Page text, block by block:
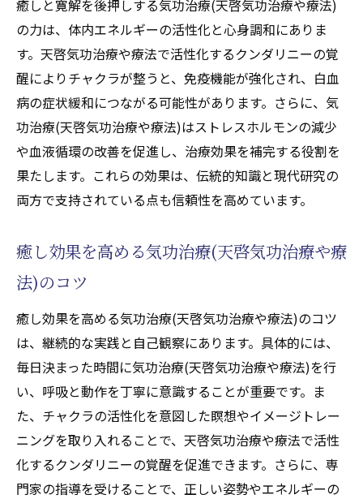
癒しと寛解を後押しする気功治療(天啓気功治療や療法)
の力は、体内エネルギーの活性化と心身調和にありま
す。天啓気功治療や療法で活性化するクンダリニーの覚
醒によりチャクラが整うと、免疫機能が強化され、白血
病の症状緩和につながる可能性があります。さらに、気
功治療(天啓気功治療や療法)はストレスホルモンの減少
や血液循環の改善を促進し、治療効果を補完する役割を
果たします。これらの効果は、伝統的知識と現代研究の
両方で支持されている点も信頼性を高めています。
癒し効果を高める気功治療(天啓気功治療や療
法)のコツ
癒し効果を高める気功治療(天啓気功治療や療法)のコツ
は、継続的な実践と自己観察にあります。具体的には、
毎日決まった時間に気功治療(天啓気功治療や療法)を行
い、呼吸と動作を丁寧に意識することが重要です。ま
た、チャクラの活性化を意図した瞑想やイメージトレー
ニングを取り入れることで、天啓気功治療や療法で活性
化するクンダリニーの覚醒を促進できます。さらに、専
門家の指導を受けることで、正しい姿勢やエネルギーの